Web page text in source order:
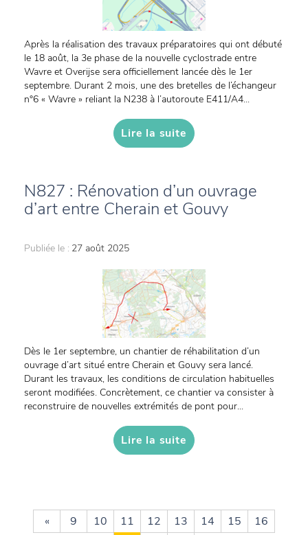
Après la réalisation des travaux préparatoires qui ont débuté
le 18 août, la 3e phase de la nouvelle cyclostrade entre
Wavre et Overijse sera officiellement lancée dès le 1er
septembre. Durant 2 mois, une des bretelles de l’échangeur
n°6 « Wavre » reliant la N238 à l’autoroute E411/A4...
Lire la suite
N827 : Rénovation d’un ouvrage
d’art entre Cherain et Gouvy
Publiée le : 27 août 2025
Dès le 1er septembre, un chantier de réhabilitation d’un
ouvrage d’art situé entre Cherain et Gouvy sera lancé.
Durant les travaux, les conditions de circulation habituelles
seront modifiées. Concrètement, ce chantier va consister à
reconstruire de nouvelles extrémités de pont pour...
Lire la suite
« 9 10 11 12 13 14 15
16